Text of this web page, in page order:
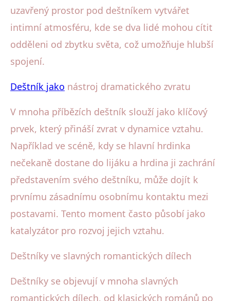
uzavřený prostor pod deštníkem vytvářet
intimní atmosféru, kde se dva lidé mohou cítit
odděleni od zbytku světa, což umožňuje hlubší
spojení.
Deštník jako nástroj dramatického zvratu
V mnoha příbězích deštník slouží jako klíčový
prvek, který přináší zvrat v dynamice vztahu.
Například ve scéně, kdy se hlavní hrdinka
nečekaně dostane do lijáku a hrdina ji zachrání
představením svého deštníku, může dojít k
prvnímu zásadnímu osobnímu kontaktu mezi
postavami. Tento moment často působí jako
katalyzátor pro rozvoj jejich vztahu.
Deštníky ve slavných romantických dílech
Deštníky se objevují v mnoha slavných
romantických dílech, od klasických románů po